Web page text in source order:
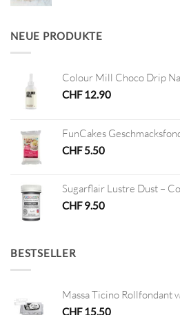
NEUE PRODUKTE
Colour Mill Choco Drip
CHF12.90
FunCakes
CHF5.50
Sugarflair Lustre Dust –
CHF9.50
BESTSELLER
Massa Ticino Rollfondant
CHF15.50